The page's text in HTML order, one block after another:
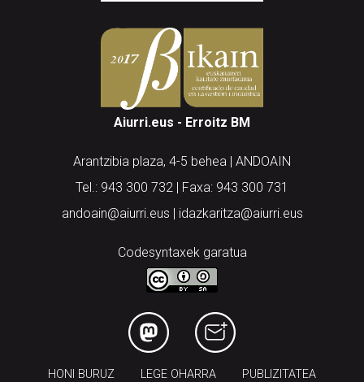
Aiurri.eus - Erroitz BM
Arantzibia plaza, 4-5 behea | ANDOAIN
Tel.: 943 300 732 | Faxa: 943 300 731
andoain@aiurri.eus | idazkaritza@aiurri.eus
Codesyntaxek garatua
HONI BURUZ LEGE OHARRA PUBLIZITATEA